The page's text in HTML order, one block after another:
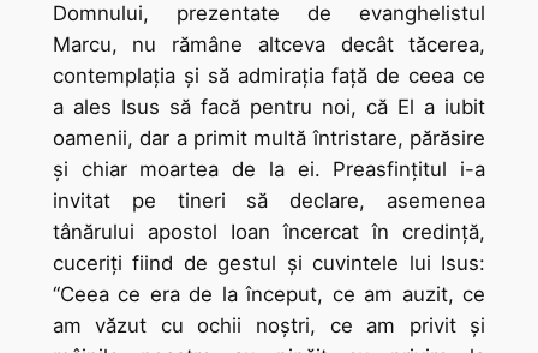
Domnului, prezentate de evanghelistul
Marcu, nu rămâne altceva decât tăcerea,
contemplația şi să admirația față de ceea ce
a ales Isus să facă pentru noi, că El a iubit
oamenii, dar a primit multă întristare, părăsire
și chiar moartea de la ei. Preasfinţitul i-a
invitat pe tineri să declare, asemenea
tânărului apostol Ioan încercat în credință,
cuceriți fiind de gestul şi cuvintele lui Isus:
“Ceea ce era de la început, ce am auzit, ce
am văzut cu ochii noştri, ce am privit şi